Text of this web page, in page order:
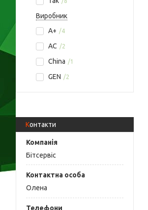
Виробник
A+
4
AC 2
China 1
GEN 2
Контакти
Бітсервіс
Олена